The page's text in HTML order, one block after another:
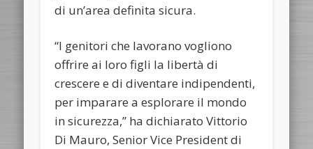
di un’area definita sicura.
“I genitori che lavorano vogliono
offrire ai loro figli la libertà di
crescere e di diventare indipendenti,
per imparare a esplorare il mondo
in sicurezza,” ha dichiarato Vittorio
Di Mauro, Senior Vice President di